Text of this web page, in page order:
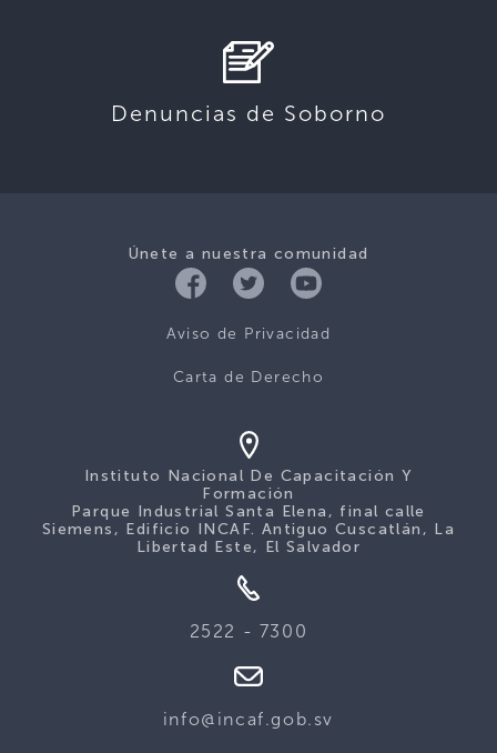
Denuncias de Soborno
Únete a nuestra comunidad
Aviso de Privacidad
Carta de Derecho
Instituto Nacional De Capacitación Y
Formación
Parque Industrial Santa Elena, final calle
Siemens, Edificio INCAF. Antiguo Cuscatlán, La
Libertad Este, El Salvador
2522 - 7300
info@incaf.gob.sv